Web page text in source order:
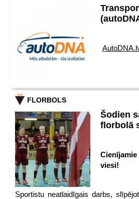
FLORBOLS
Šodien
florbolā
viesi!
Sportistu neatlaidīgais darbs,